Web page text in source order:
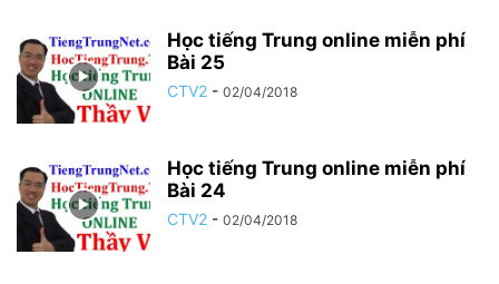
Học tiếng Trung online miễn phí
Bài 25
CTV2 - 02/04/2018
Học tiếng Trung online miễn phí
Bài 24
CTV2 - 02/04/2018